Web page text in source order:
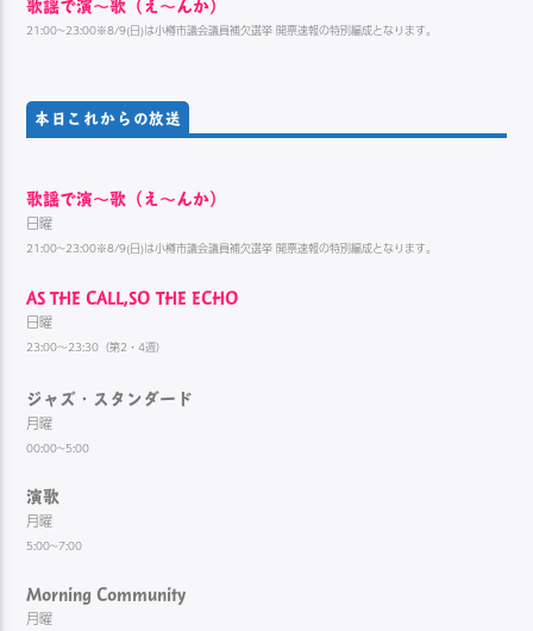
歌謡で演〜歌（え〜んか）
21:00~23:00※8/9(日)は小樽市議会議員補欠選挙 開票速報の特別編成となります。
本日これからの放送
歌謡で演〜歌（え〜んか）
日曜
21:00~23:00※8/9(日)は小樽市議会議員補欠選挙 開票速報の特別編成となります。
AS THE CALL,SO THE ECHO
日曜
23:00～23:30（第2・4週）
ジャズ・スタンダード
月曜
00:00~5:00
演歌
月曜
5:00~7:00
Morning Community
月曜